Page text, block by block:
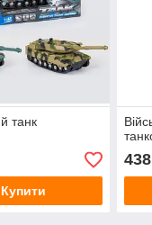
танк
Купити
438